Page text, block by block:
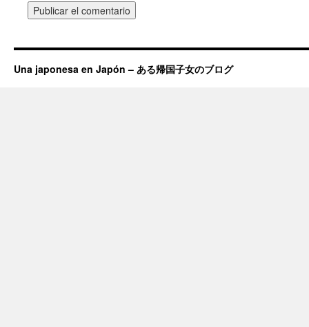
Una japonesa en Japón – ある帰国子女のブログ